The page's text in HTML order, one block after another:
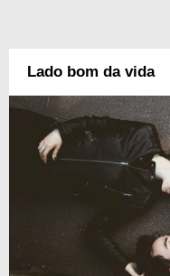
Lado bom da vida